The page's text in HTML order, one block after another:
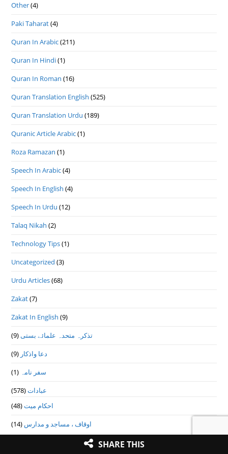
Other(4)
Paki Taharat(4)
Quran In Arabic(211)
Quran In Hindi(1)
Quran In Roman (16)
Quran Translation English (525)
Quran Translation Urdu (189)
Quranic Article Arabic(1)
Roza Ramazan (1)
Speech In Arabic(4)
Speech In English (4)
Speech In Urdu (12)
Talaq Nikah (2)
Technology Tips(1)
Uncategorized (3)
Urdu Articles(68)
Zakat(7)
Zakat In English (9)
تذكرہ متحدہ علمائے بستى(9)
دعا واذكار (9)
سفر نامہ (1)
عبادات(578)
احکام میت(48)
اوقاف ، مساجد و مدارس (14)
SHARE THIS